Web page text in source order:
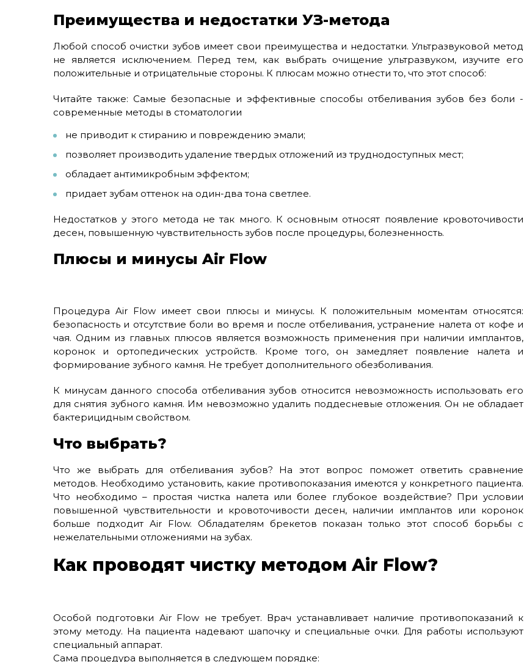
Преимущества и недостатки УЗ-метода
Любой способ очистки зубов имеет свои преимущества и недостатки. Ультразвуковой метод
не является исключением. Перед тем, как выбрать очищение ультразвуком, изучите его
положительные и отрицательные стороны. К плюсам можно отнести то, что этот способ:
Читайте также: Самые безопасные и эффективные способы отбеливания зубов без боли -
современные методы в стоматологии
не приводит к стиранию и повреждению эмали;
позволяет производить удаление твердых отложений из труднодоступных мест;
обладает антимикробным эффектом;
придает зубам оттенок на один-два тона светлее.
Недостатков у этого метода не так много. К основным относят появление кровоточивости
десен, повышенную чувствительность зубов после процедуры, болезненность.
Плюсы и минусы Air Flow
Процедура Air Flow имеет свои плюсы и минусы. К положительным моментам относятся:
безопасность и отсутствие боли во время и после отбеливания, устранение налета от кофе и
чая. Одним из главных плюсов является возможность применения при наличии имплантов,
коронок и ортопедических устройств. Кроме того, он замедляет появление налета и
формирование зубного камня. Не требует дополнительного обезболивания.
К минусам данного способа отбеливания зубов относится невозможность использовать его
для снятия зубного камня. Им невозможно удалить поддесневые отложения. Он не обладает
бактерицидным свойством.
Что выбрать?
Что же выбрать для отбеливания зубов? На этот вопрос поможет ответить сравнение
методов. Необходимо установить, какие противопоказания имеются у конкретного пациента.
Что необходимо – простая чистка налета или более глубокое воздействие? При условии
повышенной чувствительности и кровоточивости десен, наличии имплантов или коронок
больше подходит Air Flow. Обладателям брекетов показан только этот способ борьбы с
нежелательными отложениями на зубах.
Как проводят чистку методом Air Flow?
Особой подготовки Air Flow не требует. Врач устанавливает наличие противопоказаний к
этому методу. На пациента надевают шапочку и специальные очки. Для работы используют
специальный аппарат.
Сама процедура выполняется в следующем порядке: